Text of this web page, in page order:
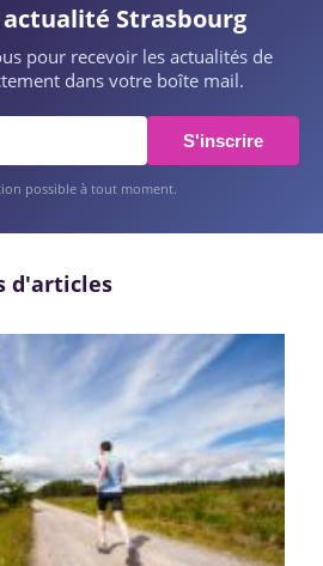
Strasbourg
pour recevoir les actualités de
dans votre boîte mail.
S'inscrire
possible à tout moment.
d'articles